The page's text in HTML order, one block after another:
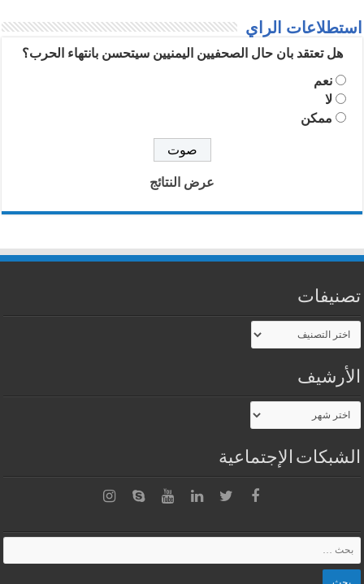
استطلاعات الراي
هل تعتقد بان حال الصحفيين اليمنيين سيتحسن بانتهاء الحرب؟
نعم
لا
ممكن
عرض النتائج
تصنيفات
تصنيفات
الأرشيف
الأرشيف
الشبكات الإجتماعية